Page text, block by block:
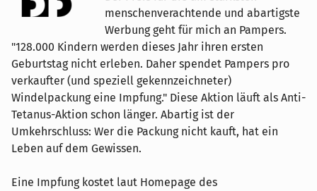
menschenverachtende und abartigste
Werbung geht für mich an Pampers.
"128.000 Kindern werden dieses Jahr ihren ersten
Geburtstag nicht erleben. Daher spendet Pampers pro
verkaufter (und speziell gekennzeichneter)
Windelpackung eine Impfung." Diese Aktion läuft als Anti-
Tetanus-Aktion schon länger. Abartig ist der
Umkehrschluss: Wer die Packung nicht kauft, hat ein
Leben auf dem Gewissen.
Eine Impfung kostet laut Homepage des